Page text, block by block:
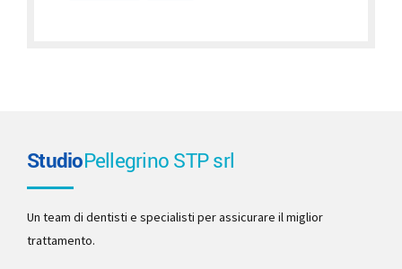
StudioPellegrino STP srl
Un team di dentisti e specialisti per assicurare il miglior
trattamento.